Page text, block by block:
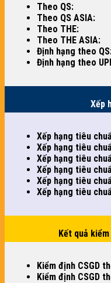
Theo QS:
Theo QS ASIA:
Theo THE:
Theo THE ASIA:
Định hạng theo
Định hạng theo
Xếp
Xếp hạng tiêu
Xếp hạng tiêu
Xếp hạng tiêu
Xếp hạng tiêu
Xếp hạng tiêu
Xếp hạng tiêu
Kết quả
Kiểm định CSGD
Kiểm định CSGD